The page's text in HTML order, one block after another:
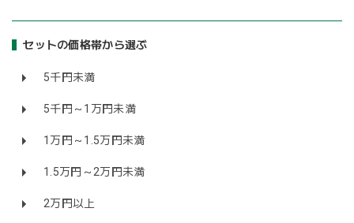
セットの価格帯から選ぶ
5千円未満
5千円～1万円未満
1万円～1.5万円未満
1.5万円～2万円未満
2万円以上